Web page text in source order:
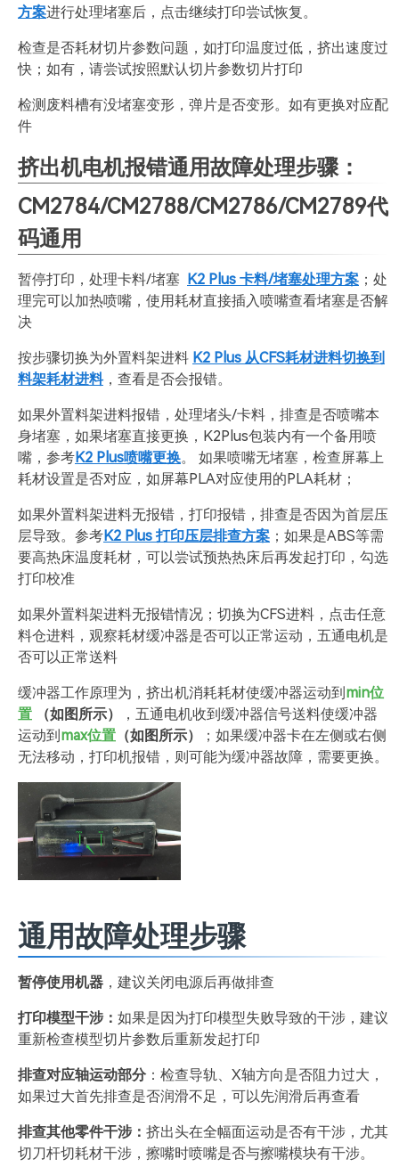
方案进行处理堵塞后，点击继续打印尝试恢复。
检查是否耗材切片参数问题，如打印温度过低，挤出速度过
快；如有，请尝试按照默认切片参数切片打印
检测废料槽有没堵塞变形，弹片是否变形。如有更换对应配
件
挤出机电机报错通用故障处理步骤：
CM2784/CM2788/CM2786/CM2789代
码通用
暂停打印，处理卡料/堵塞 K2 Plus 卡料/堵塞处理方案 ；处
理完可以加热喷嘴，使用耗材直接插入喷嘴查看堵塞是否解
决
按步骤切换为外置料架进料 K2 Plus 从CFS耗材进料切换到
料架耗材进料，查看是否会报错。
如果外置料架进料报错，处理堵头/卡料，排查是否喷嘴本
身堵塞，如果堵塞直接更换，K2Plus包装内有一个备用喷
嘴，参考K2 Plus喷嘴更换。 如果喷嘴无堵塞，检查屏幕上
耗材设置是否对应，如屏幕PLA对应使用的PLA耗材；
如果外置料架进料无报错，打印报错，排查是否因为首层压
层导致。参考K2 Plus 打印压层排查方案 ；如果是ABS等需
要高热床温度耗材，可以尝试预热热床后再发起打印，勾选
打印校准
如果外置料架进料无报错情况；切换为CFS进料，点击任意
料仓进料，观察耗材缓冲器是否可以正常运动，五通电机是
否可以正常送料
缓冲器工作原理为，挤出机消耗耗材使缓冲器运动到min位
置
（如图所示）
，五通电机收到缓冲器信号送料使缓冲器
运动到max位置 （如图所示）
；如果缓冲器卡在左侧或右侧
无法移动，打印机报错，则可能为缓冲器故障，需要更换。
通用故障处理步骤
暂停使用机器 ，建议关闭电源后再做排查
打印模型干涉： 如果是因为打印模型失败导致的干涉，建议
重新检查模型切片参数后重新发起打印
排查对应轴运动部分：检查导轨、X轴方向是否阻力过大，
如果过大首先排查是否润滑不足，可以先润滑后再查看
排查其他零件干涉： 挤出头在全幅面运动是否有干涉，尤其
切刀杆切耗材干涉，擦嘴时喷嘴是否与擦嘴模块有干涉。